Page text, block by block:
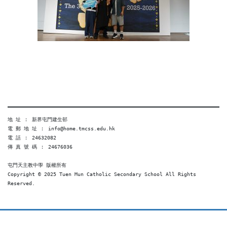
地 址 ︰ 新界屯門建生邨
電 郵 地 址 ︰ info@home.tmcss.edu.hk
電 話 ︰ 24632082
傳 真 號 碼 ︰ 24676036
屯門天主教中學 版權所有
Copyright © 2025 Tuen Mun Catholic Secondary School All Rights
Reserved.